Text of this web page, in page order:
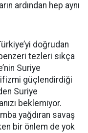
ardından hep aynı
doğrudan
tezleri sıkça
Suriye
güçlendirdiği
Suriye
beklemiyor.
yağdıran savaş
bir önlem de yok